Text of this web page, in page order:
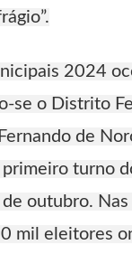
2024
se o Distrito
de
primeiro turno
outubro.
mil eleitores